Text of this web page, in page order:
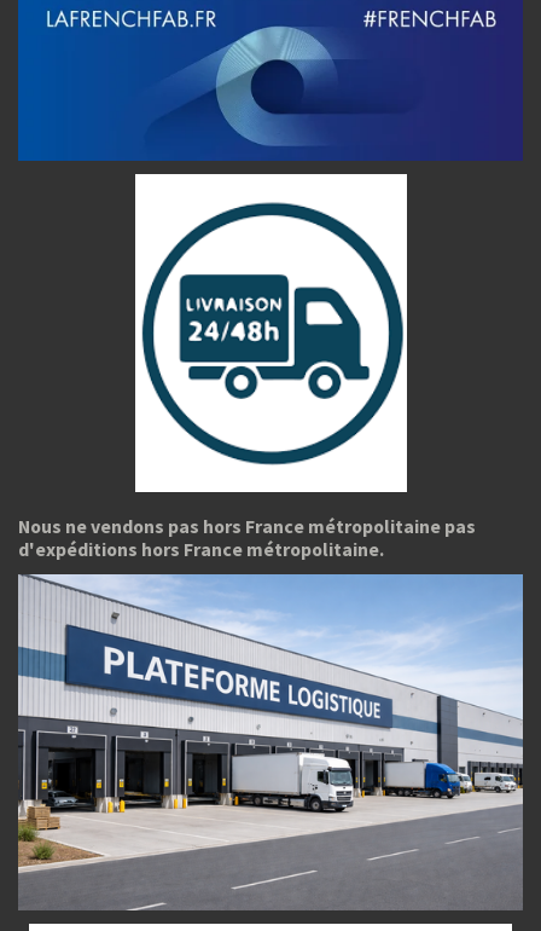
Nous ne vendons pas hors France métropolitaine pas
d'expéditions hors France métropolitaine.